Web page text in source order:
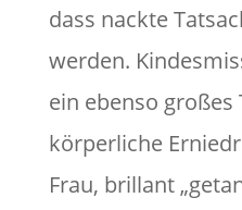
dass nackte
werden.
ein ebenso großes
körperliche
Frau, brillant